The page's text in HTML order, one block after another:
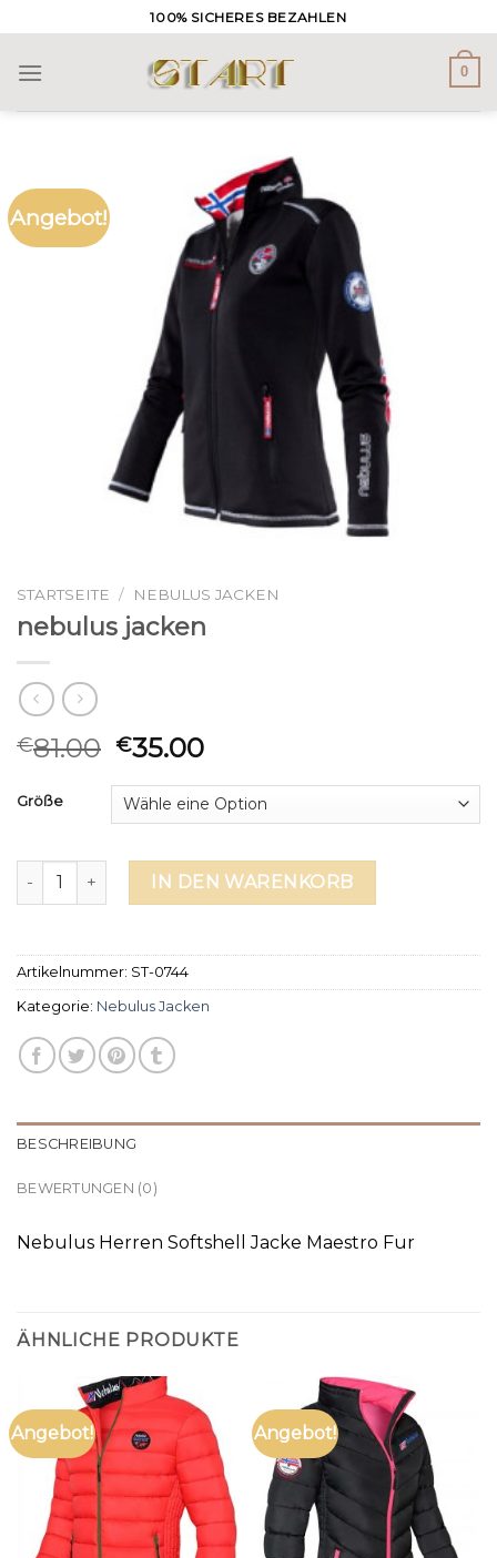
to
content
100% SICHERES BEZAHLEN
0
Angebot!
STARTSEITE / NEBULUS JACKEN
nebulus jacken
€81.00 €35.00
Größe
nebulus jacken MengeIN DEN WARENKORB
Artikelnummer: ST-0744
Kategorie: Nebulus Jacken
BESCHREIBUNG
BEWERTUNGEN (0)
Nebulus Herren Softshell Jacke Maestro Fur
ÄHNLICHE PRODUKTE
Angebot! Angebot!